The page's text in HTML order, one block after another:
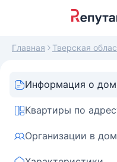
Главная Тверская
Информация о
Квартиры по
Организации в